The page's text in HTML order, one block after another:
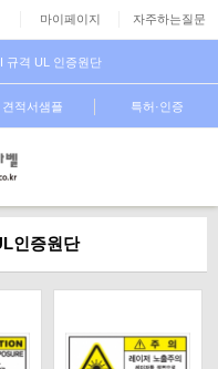
마이페이지 자주하는질문
규격 UL 인증원단
견적서샘플 특허·인증
인증원단